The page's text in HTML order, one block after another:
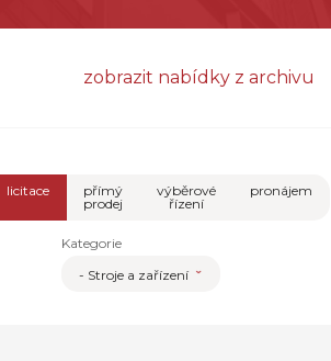
zobrazit nabídky z archivu
licitace
přímý
prodej
výběrové
řízení
pronájem
Kategorie
- Stroje a zařízení